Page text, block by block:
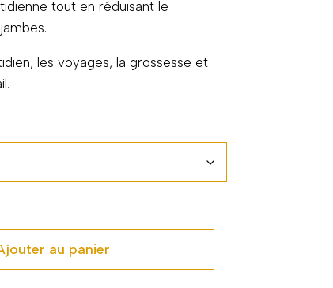
tout en réduisant le
les voyages, la grossesse et
au panier